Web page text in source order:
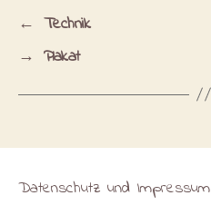
← Technik
→ Plakat
Datenschutz und Impressum